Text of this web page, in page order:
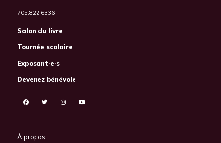
705.822.6336
Salon du livre
Tournée scolaire
Exposant·e·s
Devenez bénévole
À propos